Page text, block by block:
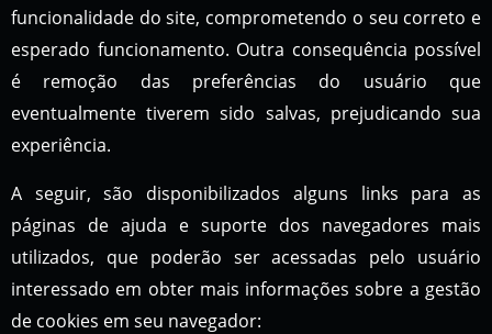
funcionalidade do site, comprometendo o seu correto e
esperado funcionamento. Outra consequência possível
é remoção das preferências do usuário que
eventualmente tiverem sido salvas, prejudicando sua
experiência.
A seguir, são disponibilizados alguns links para as
páginas de ajuda e suporte dos navegadores mais
utilizados, que poderão ser acessadas pelo usuário
interessado em obter mais informações sobre a gestão
de cookies em seu navegador: